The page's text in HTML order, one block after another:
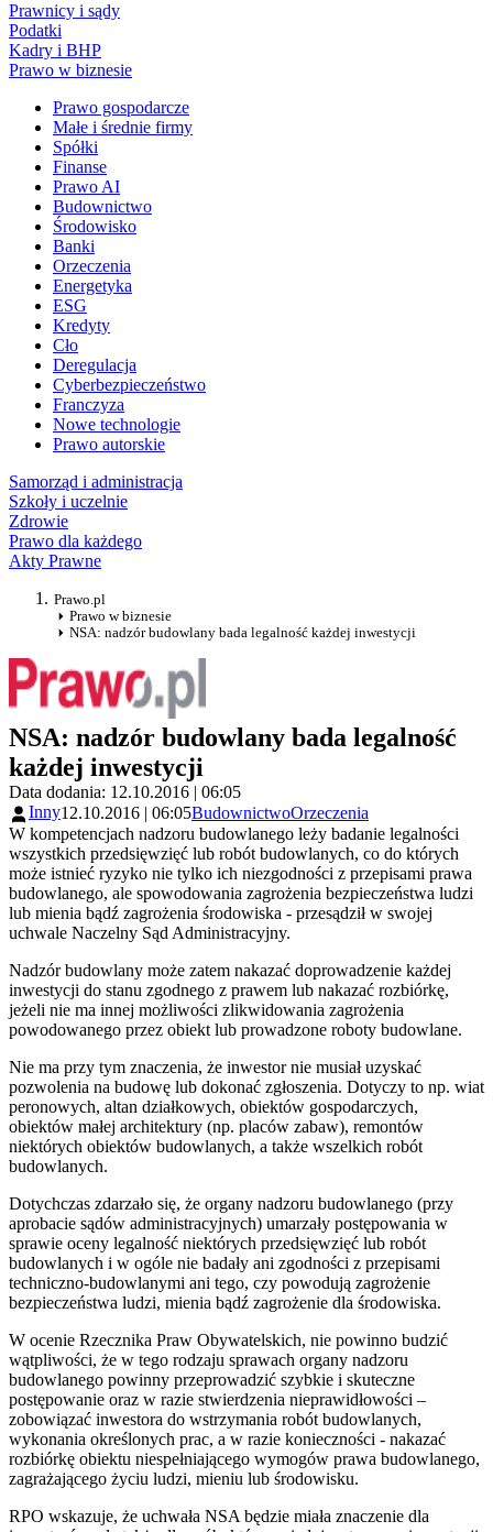
Prawnicy i sądy
Podatki
Kadry i BHP
Prawo w biznesie
Prawo gospodarcze
Małe i średnie firmy
Spółki
Finanse
Prawo AI
Budownictwo
Środowisko
Banki
Orzeczenia
Energetyka
ESG
Kredyty
Cło
Deregulacja
Cyberbezpieczeństwo
Franczyza
Nowe technologie
Prawo autorskie
Samorząd i administracja
Szkoły i uczelnie
Zdrowie
Prawo dla każdego
Akty Prawne
Prawo.pl
Prawo w biznesie
NSA: nadzór budowlany bada legalność każdej inwestycji
NSA: nadzór budowlany bada legalność
każdej inwestycji
Data dodania: 12.10.2016 | 06:05
Inny12.10.2016 | 06:05BudownictwoOrzeczenia
W kompetencjach nadzoru budowlanego leży badanie legalności
wszystkich przedsięwzięć lub robót budowlanych, co do których
może istnieć ryzyko nie tylko ich niezgodności z przepisami prawa
budowlanego, ale spowodowania zagrożenia bezpieczeństwa ludzi
lub mienia bądź zagrożenia środowiska - przesądził w swojej
uchwale Naczelny Sąd Administracyjny.
Nadzór budowlany może zatem nakazać doprowadzenie każdej
inwestycji do stanu zgodnego z prawem lub nakazać rozbiórkę,
jeżeli nie ma innej możliwości zlikwidowania zagrożenia
powodowanego przez obiekt lub prowadzone roboty budowlane.
Nie ma przy tym znaczenia, że inwestor nie musiał uzyskać
pozwolenia na budowę lub dokonać zgłoszenia. Dotyczy to np. wiat
peronowych, altan działkowych, obiektów gospodarczych,
obiektów małej architektury (np. placów zabaw), remontów
niektórych obiektów budowlanych, a także wszelkich robót
budowlanych.
Dotychczas zdarzało się, że organy nadzoru budowlanego (przy
aprobacie sądów administracyjnych) umarzały postępowania w
sprawie oceny legalność niektórych przedsięwzięć lub robót
budowlanych i w ogóle nie badały ani zgodności z przepisami
techniczno-budowlanymi ani tego, czy powodują zagrożenie
bezpieczeństwa ludzi, mienia bądź zagrożenie dla środowiska.
W ocenie Rzecznika Praw Obywatelskich, nie powinno budzić
wątpliwości, że w tego rodzaju sprawach organy nadzoru
budowlanego powinny przeprowadzić szybkie i skuteczne
postępowanie oraz w razie stwierdzenia nieprawidłowości –
zobowiązać inwestora do wstrzymania robót budowlanych,
wykonania określonych prac, a w razie konieczności - nakazać
rozbiórkę obiektu niespełniającego wymogów prawa budowlanego,
zagrażającego życiu ludzi, mieniu lub środowisku.
RPO wskazuje, że uchwała NSA będzie miała znaczenie dla